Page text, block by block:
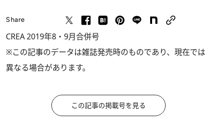
Share
CREA 2019年8・9月合併号
※この記事のデータは雑誌発売時のものであり、現在では
異なる場合があります。
この記事の掲載号を見る